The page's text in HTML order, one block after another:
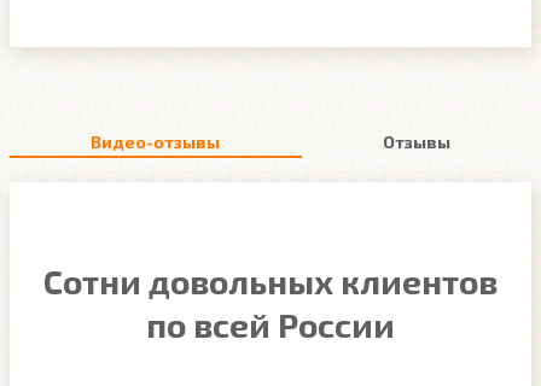
Видео-отзывы Отзывы
Сотни довольных клиентов
по всей России